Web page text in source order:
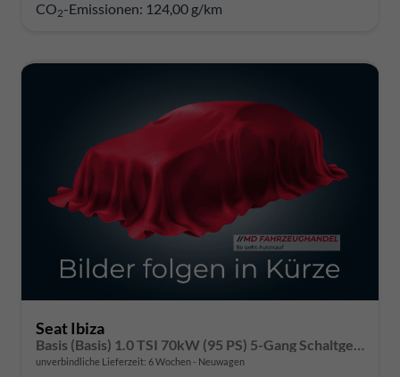
CO2-Emissionen: 124,00 g/km
Seat Ibiza
Basis (Basis) 1.0 TSI 70kW (95 PS) 5-Gang Schaltgetriebe
unverbindliche Lieferzeit: 6 Wochen Neuwagen